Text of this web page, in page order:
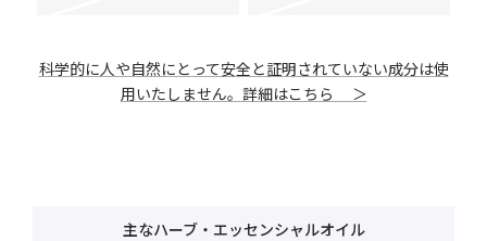
科学的に人や自然にとって安全と証明されていない成分は使
用いたしません。詳細はこちら ＞
主なハーブ・エッセンシャルオイル